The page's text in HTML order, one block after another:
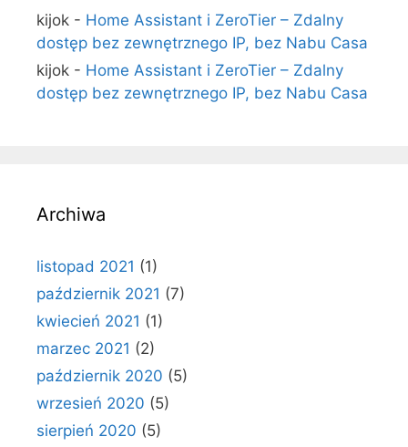
kijok - Home Assistant i ZeroTier – Zdalny
dostęp bez zewnętrznego IP, bez Nabu Casa
kijok - Home Assistant i ZeroTier – Zdalny
dostęp bez zewnętrznego IP, bez Nabu Casa
Archiwa
listopad 2021 (1)
październik 2021 (7)
kwiecień 2021 (1)
marzec 2021 (2)
październik 2020 (5)
wrzesień 2020 (5)
sierpień 2020 (5)